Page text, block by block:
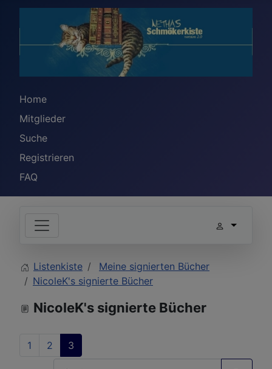
Home
Mitglieder
Suche
Registrieren
FAQ
Listenkiste
Meine signierten Bücher
NicoleK's signierte Bücher
NicoleK's signierte Bücher
1 2 3